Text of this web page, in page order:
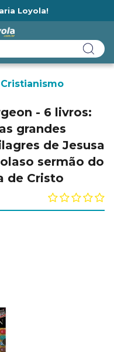
Loyola!
Cristianismo
- 6 livros:
grandes
de Jesusa
sermão do
de Cristo